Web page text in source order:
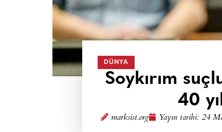
DÜNYA
Soykırım
40
marksist.org Yayın tarihi: 24